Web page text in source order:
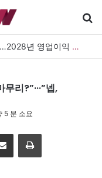
GS25, 세계 디자인 어워드 2관왕…‘소비뇽레몬블랑하이볼’ 디자인 경쟁력 인정
리?”···”넵,
5 분 소요
이메일